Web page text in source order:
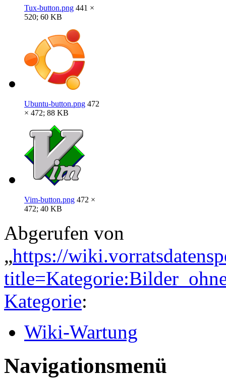
Tux-button.png 441 ×
520; 60 KB
Ubuntu-button.png 472
× 472; 88 KB
Vim-button.png 472 ×
472; 40 KB
Abgerufen von
„https://
Kategorie:
Wiki-Wartung
Navigationsmenü